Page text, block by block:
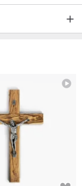
耳環採用無鎳的
時尚。
舒適，您可以從